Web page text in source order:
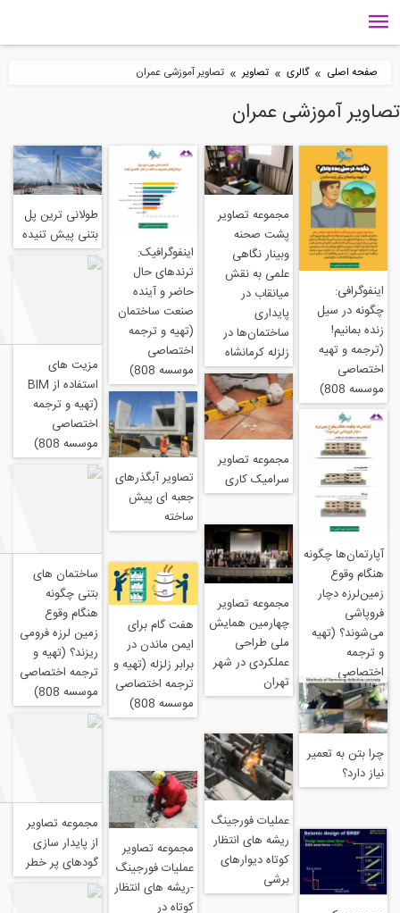
گالری » تصاویر » تصاویر آموزشی عمران
عمران
مجموعه تصاویر
پشت صحنه
وبینار نگاهی
علمی به نقش
میانقاب در
پایداری
ساختمان‌ها در
زلزله کرمانشاه
اینفوگرافیک:
ترندهای حال
حاضر و آینده
صنعت ساختمان
(تهیه و ترجمه
اختصاصی
موسسه 808)
طولانی ترین پل
بتنی پیش تنیده
مزیت های
استفاده از BIM
(تهیه و ترجمه
اختصاصی
موسسه 808)
مجموعه تصاویر
سرامیک کاری
تصاویر آبگذرهای
جعبه ای پیش
ساختمان های
بتنی چگونه
هنگام وقوع
زمین لرزه فرومی
ریزند؟ (تهیه و
ترجمه اختصاصی
موسسه 808)
مجموعه تصاویر
چهارمین همایش
ملی طراحی
عملکردی در شهر
تهران
هفت گام برای
ایمن ماندن در
برابر زلزله (تهیه و
ترجمه اختصاصی
موسسه 808)
مجموعه تصاویر
از پایدار سازی
گودهای پر خطر
عملیات فورجینگ
ریشه های انتظار
کوتاه دیوارهای
برشی
مجموعه تصاویر
عملیات فورجینگ
-ریشه های انتظار